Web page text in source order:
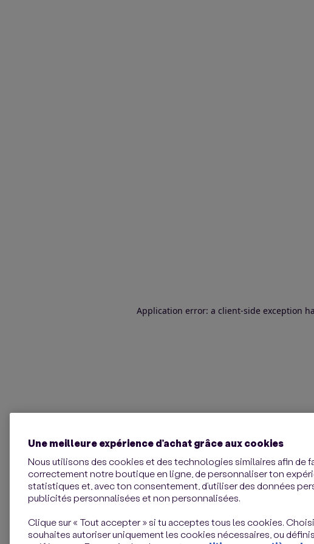
Application error: a client-side exception
Une meilleure expérience d’achat grâce aux cookies
Nous utilisons des cookies et des technologies similaires afin de
correctement notre boutique en ligne, de personnaliser ton
statistiques et, avec ton consentement, d’utiliser des données
publicités personnalisées et non personnalisées.
Clique sur « Tout accepter » si tu acceptes tous les cookies.
souhaites autoriser uniquement les cookies nécessaires, ou